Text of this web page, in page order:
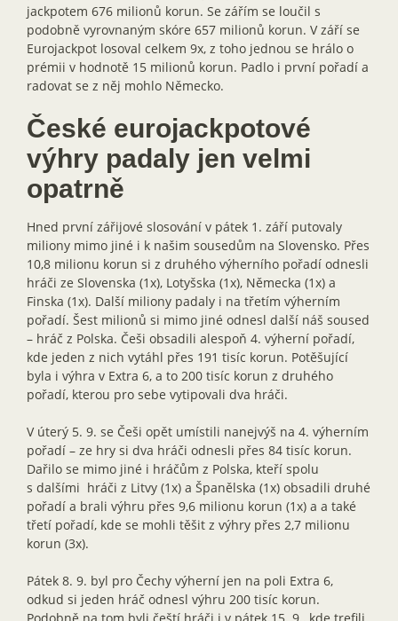
jackpotem 676 milionů korun. Se zářím se loučil s
podobně vyrovnaným skóre 657 milionů korun. V září se
Eurojackpot losoval celkem 9x, z toho jednou se hrálo o
prémii v hodnotě 15 milionů korun. Padlo i první pořadí a
radovat se z něj mohlo Německo.
České eurojackpotové
výhry padaly jen velmi
opatrně
Hned první zářijové slosování v pátek 1. září putovaly
miliony mimo jiné i k našim sousedům na Slovensko. Přes
10,8 milionu korun si z druhého výherního pořadí odnesli
hráči ze Slovenska (1x), Lotyšska (1x), Německa (1x) a
Finska (1x). Další miliony padaly i na třetím výherním
pořadí. Šest milionů si mimo jiné odnesl další náš soused
– hráč z Polska. Češi obsadili alespoň 4. výherní pořadí,
kde jeden z nich vytáhl přes 191 tisíc korun. Potěšující
byla i výhra v Extra 6, a to 200 tisíc korun z druhého
pořadí, kterou pro sebe vytipovali dva hráči.
V úterý 5. 9. se Češi opět umístili nanejvýš na 4. výherním
pořadí – ze hry si dva hráči odnesli přes 84 tisíc korun.
Dařilo se mimo jiné i hráčům z Polska, kteří spolu
s dalšími hráči z Litvy (1x) a Španělska (1x) obsadili druhé
pořadí a brali výhru přes 9,6 milionu korun (1x) a a také
třetí pořadí, kde se mohli těšit z výhry přes 2,7 milionu
korun (3x).
Pátek 8. 9. byl pro Čechy výherní jen na poli Extra 6,
odkud si jeden hráč odnesl výhru 200 tisíc korun.
Podobně na tom byli čeští hráči i v pátek 15. 9., kde trefili